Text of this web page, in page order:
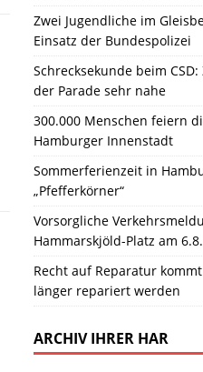
Zwei Jugendliche im
Einsatz der Bundespolizei
Schrecksekunde beim
der Parade sehr nahe
300.000 Menschen feiern
Hamburger Innenstadt
Sommerferienzeit in
„Pfefferkörner“
Vorsorgliche
Hammarskjöld-Platz am
Recht auf Reparatur
länger repariert werden
ARCHIV IHRER HAR